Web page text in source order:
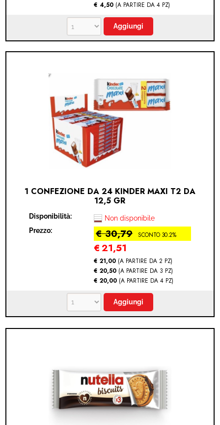
€ 4,50 (A PARTIRE DA 4 PZ)
1 CONFEZIONE DA 24 KINDER MAXI T2 DA
12,5 GR
Disponibilità:
Non disponibile
Prezzo:
€ 30,79 SCONTO 30.2%
€21,51
€ 21,00 (A PARTIRE DA 2 PZ)
€ 20,50 (A PARTIRE DA 3 PZ)
€ 20,00 (A PARTIRE DA 4 PZ)